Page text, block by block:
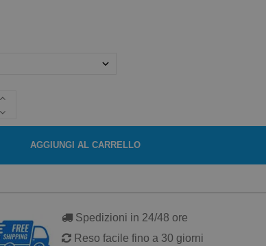
AGGIUNGI AL CARRELLO
Spedizioni in 24/48 ore
Reso facile fino a 30 giorni